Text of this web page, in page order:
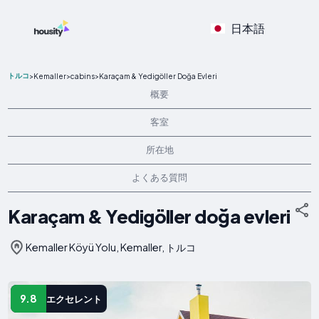
日本語
トルコ>Kemaller>cabins>Karaçam & Yedigöller Doğa Evleri
概要
客室
所在地
よくある質問
Karaçam & Yedigöller doğa evleri
Kemaller Köyü Yolu, Kemaller, トルコ
9.8 エクセレント